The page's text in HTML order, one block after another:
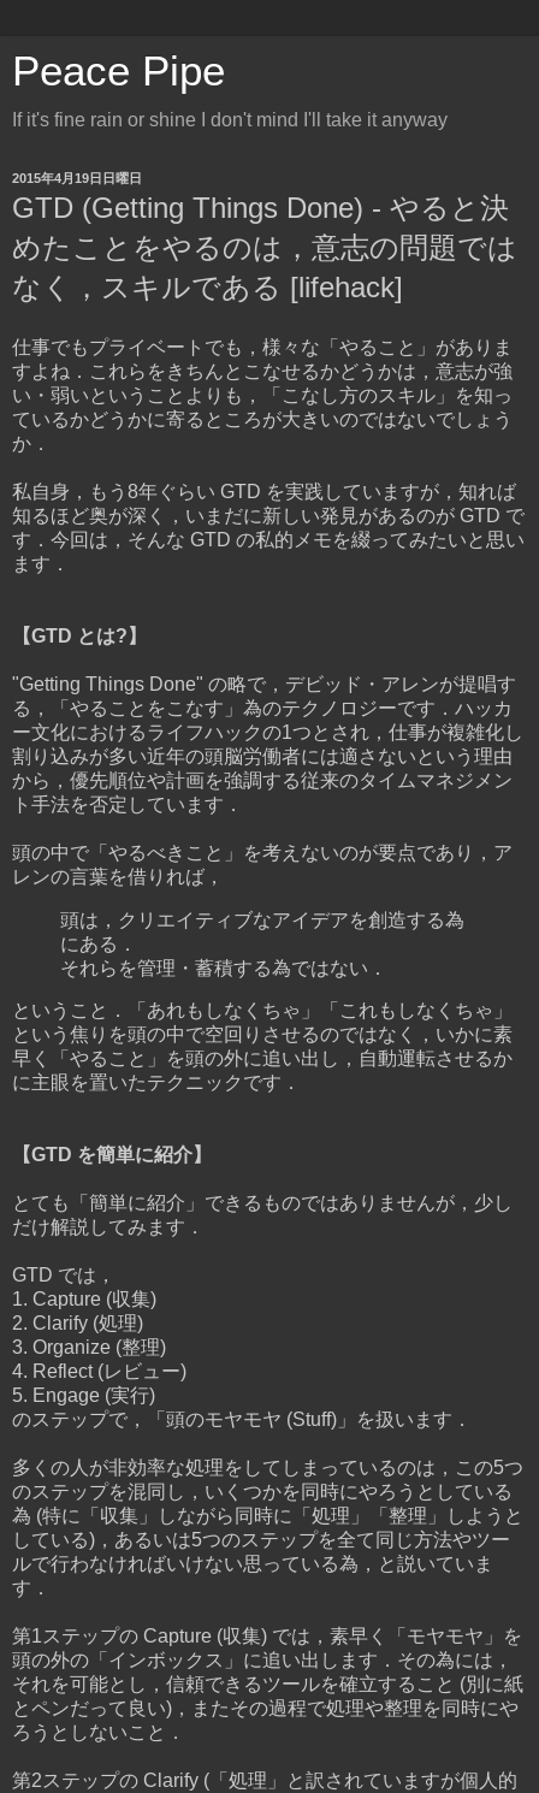
Peace Pipe
If it's fine rain or shine I don't mind I'll take it anyway
2015年4月19日日曜日
GTD (Getting Things Done) - やると決
めたことをやるのは，意志の問題では
なく，スキルである [lifehack]
仕事でもプライベートでも，様々な「やること」がありま
すよね．これらをきちんとこなせるかどうかは，意志が強
い・弱いということよりも，「こなし方のスキル」を知っ
ているかどうかに寄るところが大きいのではないでしょう
か．
私自身，もう8年ぐらい GTD を実践していますが，知れば
知るほど奥が深く，いまだに新しい発見があるのが GTD で
す．今回は，そんな GTD の私的メモを綴ってみたいと思い
ます．
【GTD とは?】
"Getting Things Done" の略で，デビッド・アレンが提唱す
る，「やることをこなす」為のテクノロジーです．ハッカ
ー文化におけるライフハックの1つとされ，仕事が複雑化し
割り込みが多い近年の頭脳労働者には適さないという理由
から，優先順位や計画を強調する従来のタイムマネジメン
ト手法を否定しています．
頭の中で「やるべきこと」を考えないのが要点であり，ア
レンの言葉を借りれば，
頭は，クリエイティブなアイデアを創造する為
にある．
それらを管理・蓄積する為ではない．
ということ．「あれもしなくちゃ」「これもしなくちゃ」
という焦りを頭の中で空回りさせるのではなく，いかに素
早く「やること」を頭の外に追い出し，自動運転させるか
に主眼を置いたテクニックです．
【GTD を簡単に紹介】
とても「簡単に紹介」できるものではありませんが，少し
だけ解説してみます．
GTD では，
1. Capture (収集)
2. Clarify (処理)
3. Organize (整理)
4. Reflect (レビュー)
5. Engage (実行)
のステップで，「頭のモヤモヤ (Stuff)」を扱います．
多くの人が非効率な処理をしてしまっているのは，この5つ
のステップを混同し，いくつかを同時にやろうとしている
為 (特に「収集」しながら同時に「処理」「整理」しようと
している)，あるいは5つのステップを全て同じ方法やツー
ルで行わなければいけない思っている為，と説いていま
す．
第1ステップの Capture (収集) では，素早く「モヤモヤ」を
頭の外の「インボックス」に追い出します．その為には，
それを可能とし，信頼できるツールを確立すること (別に紙
とペンだって良い)，またその過程で処理や整理を同時にや
ろうとしないこと．
第2ステップの Clarify (「処理」と訳されていますが個人的